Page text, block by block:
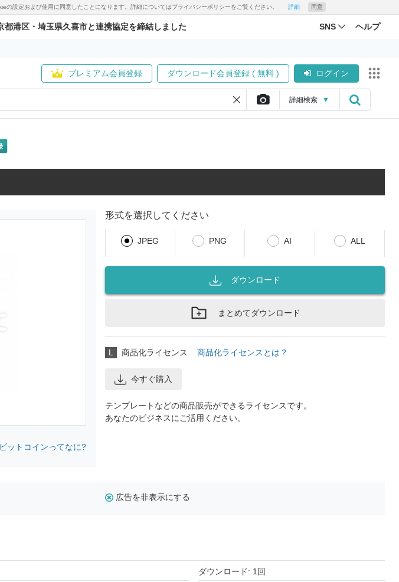
設定および使用に同意したことになります。詳細についてはプライバシーポリシーをご覧ください。 詳細 同意
港区・埼玉県久喜市と連携協定を締結しました SNS ヘルプ
プレミアム会員登録 ダウンロード会員登録 ( 無料 ) ログイン
詳細検索 ▼
ビットコインってなに?
形式を選択してください
JPEG PNG AI ALL
ダウンロード
まとめてダウンロード
L 商品化ライセンス 商品化ライセンスとは？
今すぐ購入
テンプレートなどの商品販売ができるライセンスです。
あなたのビジネスにご活用ください。
広告を非表示にする
ダウンロード: 1回